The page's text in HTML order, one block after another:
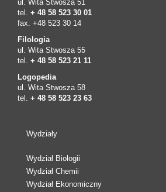
ul. Wita Stwosza 51
tel. + 48 58 523 30 01
fax. +48 523 30 14
Filologia
ul. Wita Stwosza 55
tel. + 48 58 523 21 11
Logopedia
ul. Wita Stwosza 58
tel. + 48 58 523 23 63
Wydziały
Wydział Biologii
Wydział Chemii
Wydział Ekonomiczny